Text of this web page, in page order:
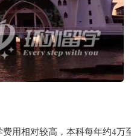
相对较高，本科每年约4万